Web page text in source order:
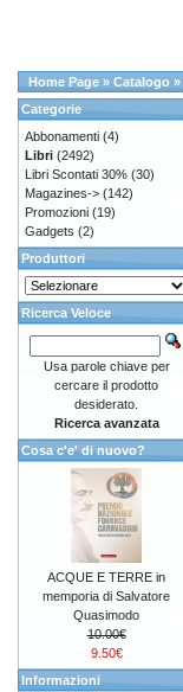
Home Page » Catalogo »
Categorie
Abbonamenti (4)
Libri (2492)
Libri Scontati 30% (30)
Magazines-> (142)
Promozioni (19)
Gadgets (2)
Produttori
Ricerca Veloce
Usa parole chiave per
cercare il prodotto
desiderato.
Ricerca avanzata
Cosa c'e' di nuovo?
ACQUE E TERRE in
memporia di Salvatore
Quasimodo
10.00€
9.50€
Informazioni